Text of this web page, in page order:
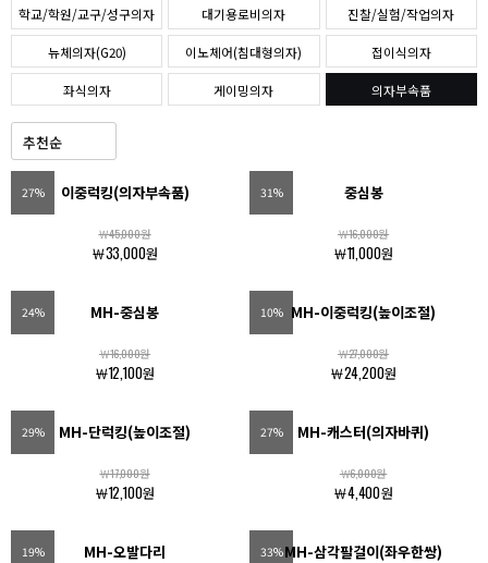
학교/학원/교구/성구의자 대기용로비의자 진찰/실험/작업의자
뉴체의자(G20) 이노체어(침대형의자) 접이식의자
좌식의자 게이밍의자 의자부속품
27% 이중럭킹(의자부속품)
￦45,000원
￦33,000원
31% 중심봉
￦16,000원
￦11,000원
24% MH-중심봉
￦16,000원
￦12,100원
10% MH-이중럭킹(높이조절)
￦27,000원
￦24,200원
29% MH-단럭킹(높이조절)
￦17,000원
￦12,100원
27% MH-캐스터(의자바퀴)
￦6,000원
￦4,400원
19% MH-오발다리 33%MH-삼각팔걸이(좌우한쌍)